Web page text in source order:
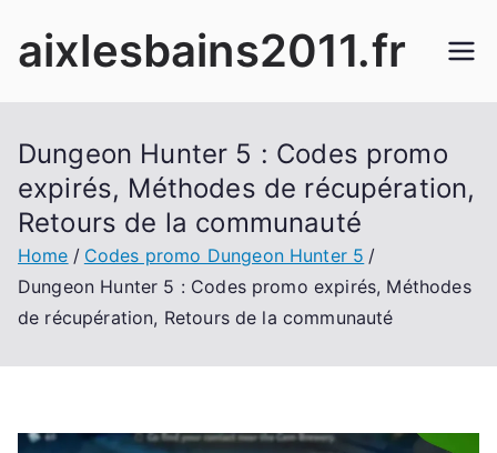
aixlesbains2011.fr
Dungeon Hunter 5 : Codes promo
expirés, Méthodes de récupération,
Retours de la communauté
Home
Codes promo Dungeon Hunter 5
Dungeon Hunter 5 : Codes promo expirés, Méthodes
de récupération, Retours de la communauté